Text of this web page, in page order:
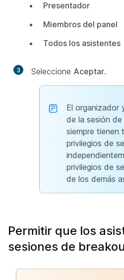
Presentador
Miembros del panel
Todos los asistentes
3 Seleccione Aceptar.
El organizador
de la sesión
siempre tienen
privilegios de
privilegios de
de los demás
Permitir que los
sesiones de